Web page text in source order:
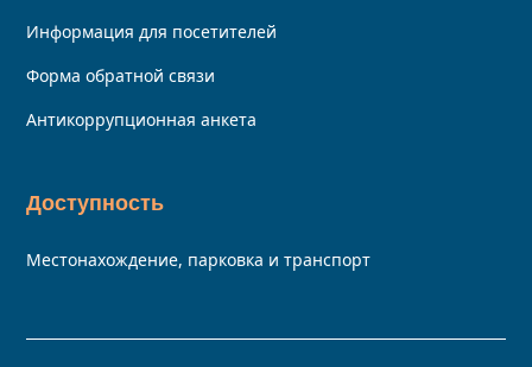
Информация для посетителей
Форма обратной связи
Антикоррупционная анкета
Доступность
Местонахождение, парковка и транспорт